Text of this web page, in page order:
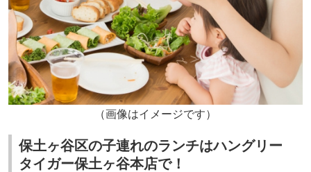
（画像はイメージです）
保土ヶ谷区の子連れのランチはハングリー
タイガー保土ヶ谷本店で！